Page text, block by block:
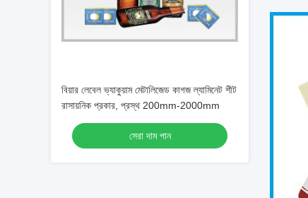
বিয়ার লেবেল ভ্যাকুয়াম মেটালিজেড কাগজ ল্যামিনেট শীট
রাসায়নিক প্রকার, প্রস্থ 200mm-2000mm
সেরা দাম পান